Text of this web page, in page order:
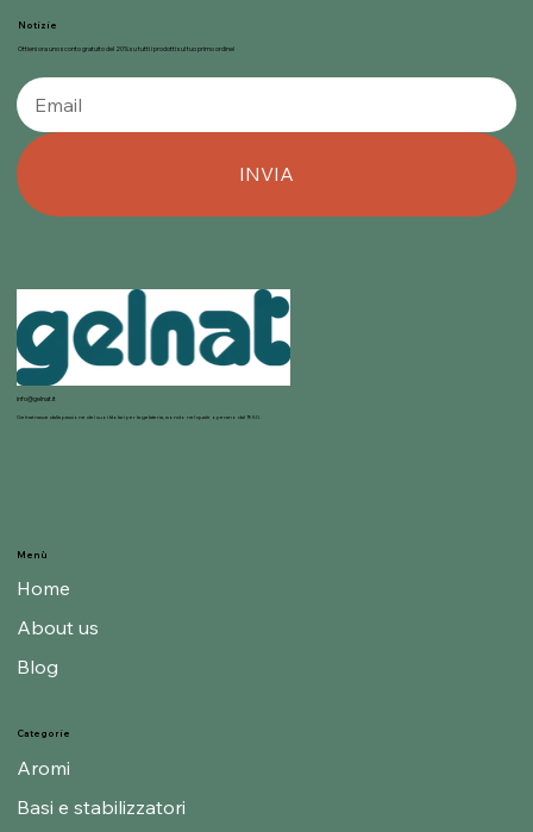
Notizie
Ottieni ora uno sconto gratuito del 20% su tutti i prodotti sul tuo primo ordine!
INVIA
info@gelnat.it
Gelnat nasce dalla passione dei suoi titolari per la gelateria, mondo nel quale operano dal 1950.
Categorie
Aromi
Basi e stabilizzatori
Menù
Home
About us
Blog